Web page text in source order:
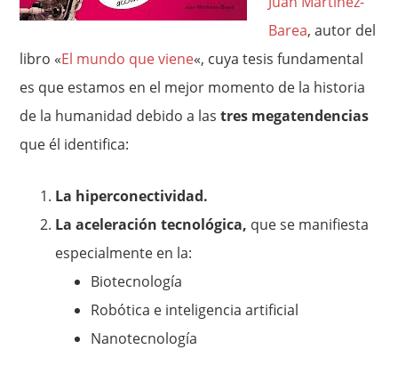
Barea, autor del
libro «El mundo que viene«, cuya tesis fundamental
es que estamos en el mejor momento de la historia
de la humanidad debido a lastres megatendencias
que él identifica:
La hiperconectividad.
La aceleración tecnológica, que se manifiesta
especialmente en la:
Biotecnología
Robótica e inteligencia artificial
Nanotecnología